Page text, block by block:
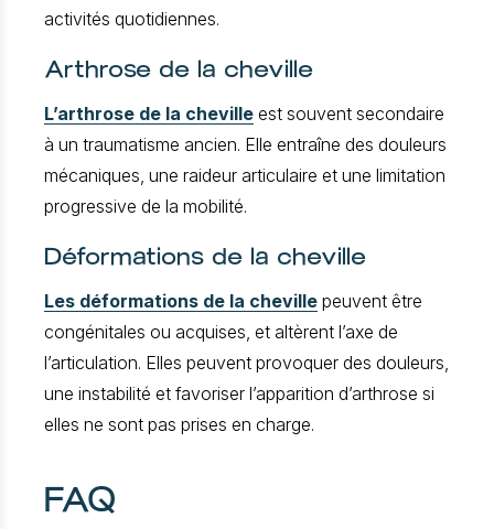
activités quotidiennes.
Arthrose de la cheville
L’arthrose de la cheville est souvent secondaire
à un traumatisme ancien. Elle entraîne des douleurs
mécaniques, une raideur articulaire et une limitation
progressive de la mobilité.
Déformations de la cheville
Les déformations de la cheville peuvent être
congénitales ou acquises, et altèrent l’axe de
l’articulation. Elles peuvent provoquer des douleurs,
une instabilité et favoriser l’apparition d’arthrose si
elles ne sont pas prises en charge.
FAQ